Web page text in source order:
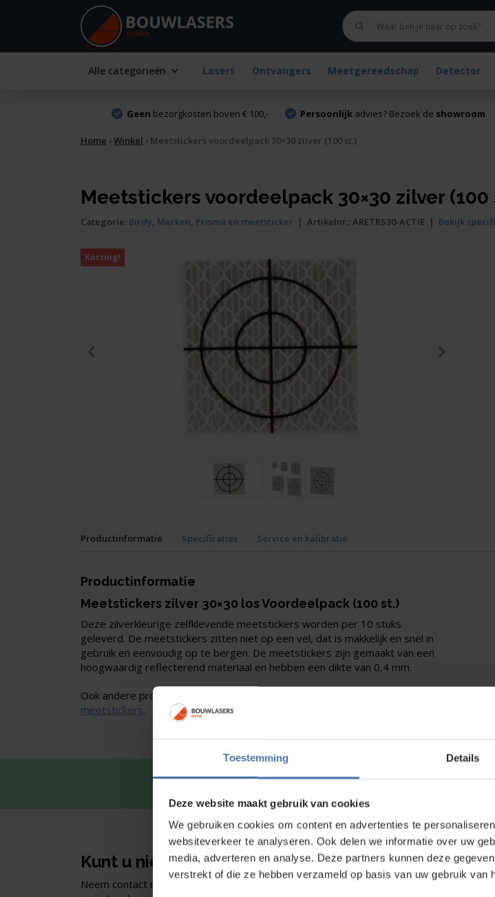
Toestemming Details
Deze website maakt gebruik van cookies
We gebruiken cookies om content en advertenties te
websiteverkeer te analyseren. Ook delen we informatie over uw
media, adverteren en analyse. Deze partners kunnen deze
verstrekt of die ze hebben verzameld op basis van uw gebruik van
Alle categorieën Lasers Ontvangers Meetgereedschap Detector
Geen bezorgkosten boven € 100,- Persoonlijkadvies? Bezoek de showroom
Home ›Winkel › Meetstickers voordeelpack 30×30 zilver (100 st.)
Meetstickers voordeelpack 30×30 zilver (100
Categorie: Birdy, Merken, Prisma en meetsticker | Artikelnr.: ARETRS30-ACTIE | Bekijk
Korting!
Productinformatie Specificaties Service en kalibratie
Productinformatie
Meetstickers zilver 30×30 los Voordeelpack (100 st.)
Deze zilverkleurige zelfklevende meetstickers worden per 10 stuks
geleverd. De meetstickers zitten niet op een vel, dat is makkelijk en snel in
gebruik en eenvoudig op te bergen. De meetstickers zijn gemaakt van een
hoogwaardig reflecterend materiaal en hebben een dikte van 0,4 mm.
Ook andere producten bekijken? Ga naar ons complete aanbod
meetstickers.
Snel en direct contact?We beantwoorden
Kunt u niet vinden wat u zoekt?
Neem contact met ons op of of bezoek onze showroom in Nieuwegein. Zelf rondkijken